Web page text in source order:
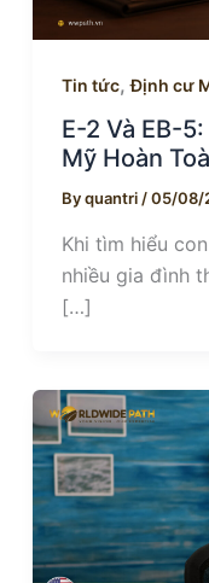
Tin tức,Định cư
E-2 Và EB-
Mỹ Hoàn
Byquantri/05/08/
Khi tìm hiểu
nhiều gia đình
[…]